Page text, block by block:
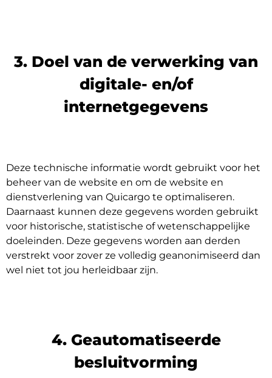
3. Doel van de verwerking van
digitale- en/of
internetgegevens
Deze technische informatie wordt gebruikt voor het
beheer van de website en om de website en
dienstverlening van Quicargo te optimaliseren.
Daarnaast kunnen deze gegevens worden gebruikt
voor historische, statistische of wetenschappelijke
doeleinden. Deze gegevens worden aan derden
verstrekt voor zover ze volledig geanonimiseerd dan
wel niet tot jou herleidbaar zijn.
4. Geautomatiseerde
besluitvorming